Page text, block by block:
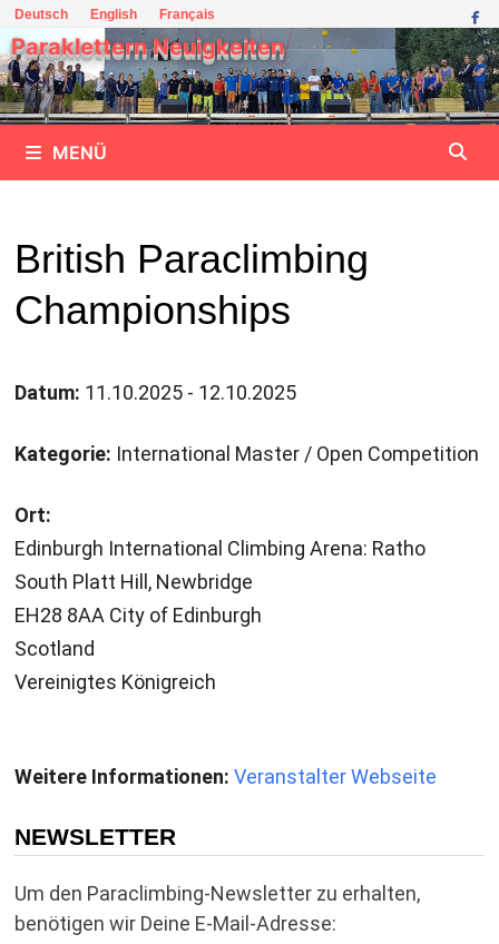
Zum
Inhalt
springen
Deutsch English Français
Paraklettern Neuigkeiten
MENÜ
British Paraclimbing
Championships
Datum: 11.10.2025 - 12.10.2025
Kategorie: International Master / Open Competition
Ort:
Edinburgh International Climbing Arena: Ratho
South Platt Hill, Newbridge
EH28 8AA City of Edinburgh
Scotland
Vereinigtes Königreich
Weitere Informationen: Veranstalter Webseite
NEWSLETTER
Um den Paraclimbing-Newsletter zu erhalten,
benötigen wir Deine E-Mail-Adresse: